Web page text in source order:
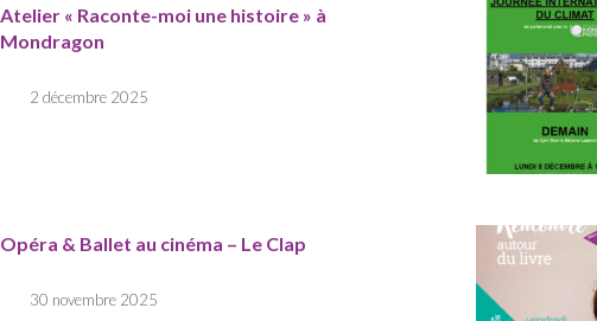
Atelier « Raconte-moi une histoire » à
Mondragon
2 décembre 2025
Opéra & Ballet au cinéma – Le Clap
30 novembre 2025